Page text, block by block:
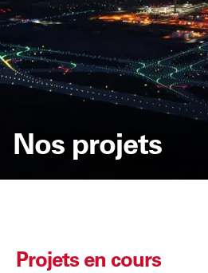
Nos projets
Projets en cours